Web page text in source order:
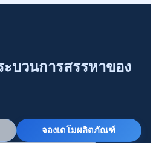
บวนการสรรหาของ
จองเดโมผลิตภัณฑ์